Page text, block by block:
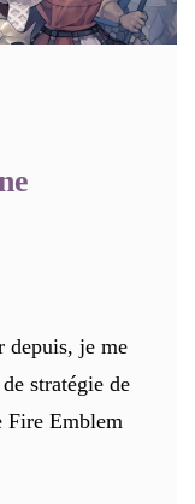
depuis, je me
stratégie de
Fire Emblem